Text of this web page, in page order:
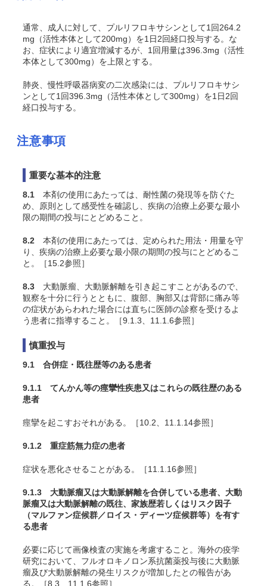
通常、成人に対して、プルリフロキサシンとして1回264.2
mg（活性本体として200mg）を1日2回経口投与する。な
お、症状により適宜増減するが、1回用量は396.3mg（活性
本体として300mg）を上限とする。
肺炎、慢性呼吸器病変の二次感染には、プルリフロキサシ
ンとして1回396.3mg（活性本体として300mg）を1日2回
経口投与する。
注意事項
重要な基本的注意
8.1 本剤の使用にあたっては、耐性菌の発現等を防ぐた
め、原則として感受性を確認し、疾病の治療上必要な最小
限の期間の投与にとどめること。
8.2 本剤の使用にあたっては、定められた用法・用量を守
り、疾病の治療上必要な最小限の期間の投与にとどめるこ
と。［15.2参照］
8.3 大動脈瘤、大動脈解離を引き起こすことがあるので、
観察を十分に行うとともに、腹部、胸部又は背部に痛み等
の症状があらわれた場合には直ちに医師の診察を受けるよ
う患者に指導すること。［9.1.3、11.1.6参照］
慎重投与
9.1 合併症・既往歴等のある患者
9.1.1 てんかん等の痙攣性疾患又はこれらの既往歴のある
患者
痙攣を起こすおそれがある。［10.2、11.1.14参照］
9.1.2 重症筋無力症の患者
症状を悪化させることがある 。［11.1.16参照］
9.1.3 大動脈瘤又は大動脈解離を合併している患者、大動
脈瘤又は大動脈解離の既往、家族歴若しくはリスク因子
（マルファン症候群／ロイス・ディーツ症候群等）を有す
る患者
必要に応じて画像検査の実施を考慮すること。海外の疫学
研究において、フルオロキノロン系抗菌薬投与後に大動脈
瘤及び大動脈解離の発生リスクが増加したとの報告があ
る。［8.3、11.1.6参照］